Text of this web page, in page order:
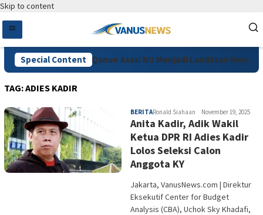
Skip to content
Special Content
Ahmad Muzani: Qanun Asasi NU Menjadi Landasan
TAG:ADIES KADIR
BERITARonald Siahaan November 19, 2025
Anita Kadir, Adik Wakil
Ketua DPR RI Adies Kadir
Lolos Seleksi Calon
Anggota KY
Jakarta, VanusNews.com | Direktur
Eksekutif Center for Budget
Analysis (CBA), Uchok Sky Khadafi,